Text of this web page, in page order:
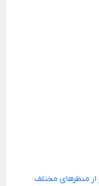
از منظرهای مختلف